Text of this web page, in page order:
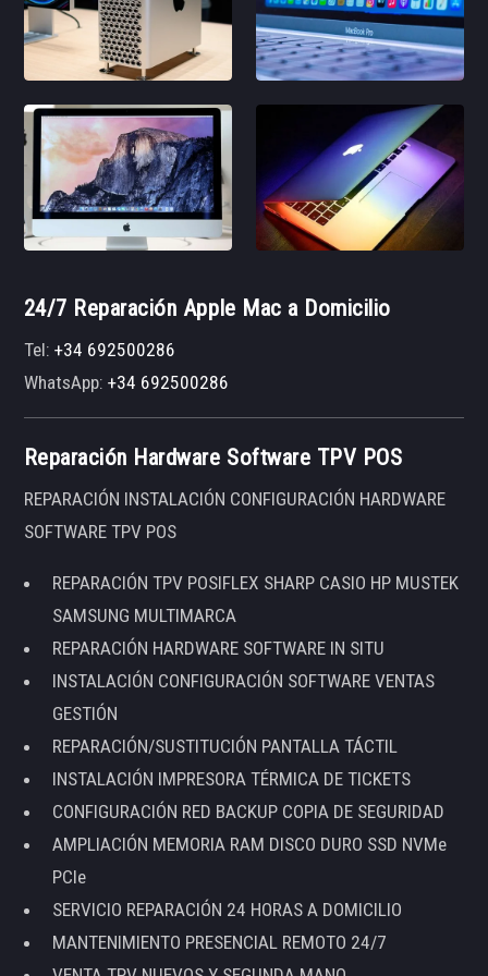
24/7 Reparación Apple Mac a Domicilio
Tel:+34 692500286
WhatsApp:+34 692500286
Reparación Hardware Software TPV POS
REPARACIÓN INSTALACIÓN CONFIGURACIÓN HARDWARE
SOFTWARE TPV POS
REPARACIÓN TPV POSIFLEX SHARP CASIO HP MUSTEK
SAMSUNG MULTIMARCA
REPARACIÓN HARDWARE SOFTWARE IN SITU
INSTALACIÓN CONFIGURACIÓN SOFTWARE VENTAS
GESTIÓN
REPARACIÓN/SUSTITUCIÓN PANTALLA TÁCTIL
INSTALACIÓN IMPRESORA TÉRMICA DE TICKETS
CONFIGURACIÓN RED BACKUP COPIA DE SEGURIDAD
AMPLIACIÓN MEMORIA RAM DISCO DURO SSD NVMe
PCIe
SERVICIO REPARACIÓN 24 HORAS A DOMICILIO
MANTENIMIENTO PRESENCIAL REMOTO 24/7